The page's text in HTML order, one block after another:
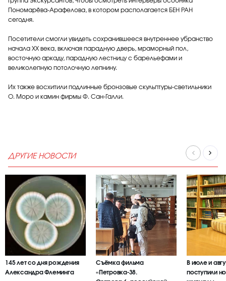
Пономарёва-Арафелова, в котором располагается БЕН РАН
сегодня.
Посетители смогли увидеть сохранившееся внутреннее убранство
начала ХХ века, включая парадную дверь, мраморный пол,
восточную аркаду, парадную лестницу с барельефами и
великолепную потолочную лепнину.
Их также восхитили подлинные бронзовые скульптуры-светильники
О. Моро и камин фирмы Ф. Сан-Галли.
ДРУГИЕ НОВОСТИ
145 лет со дня рождения
Александра Флеминга
Съёмка фильма
«Петровка-38.
В июле и
поступили